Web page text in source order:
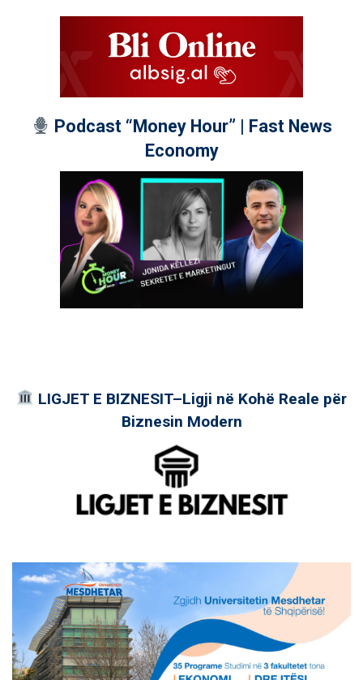
Podcast “Money Hour” | Fast News
Economy
LIGJET E BIZNESIT–Ligji në Kohë Reale për
Biznesin Modern